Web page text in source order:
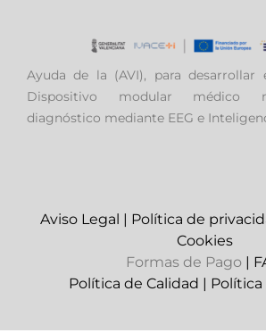
Ayuda de la (AVI), para desarrollar
Dispositivo modular médico
diagnóstico mediante EEG e
Aviso Legal | Política de
Cookies
Formas de Pago |
Política de Calidad |